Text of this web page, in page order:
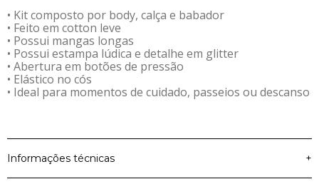
• Kit composto por body, calça e babador
• Feito em cotton leve
• Possui mangas longas
• Possui estampa lúdica e detalhe em glitter
• Abertura em botões de pressão
• Elástico no cós
• Ideal para momentos de cuidado, passeios ou descanso
Informações técnicas +